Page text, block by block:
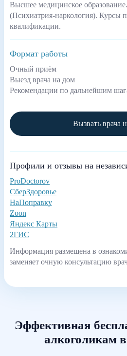
Высшее медицинское
(Психиатрия-наркология). Курсы
квалификации.
Формат работы
Очный приём
Выезд врача на дом
Рекомендации по дальнейшим
Вызвать врача
Профили и отзывы на
ProDoctorov
СберЗдоровье
НаПоправку
Zoon
Яндекс Карты
2ГИС
Информация размещена в
заменяет очную консультацию
Эффективная
алкоголикам